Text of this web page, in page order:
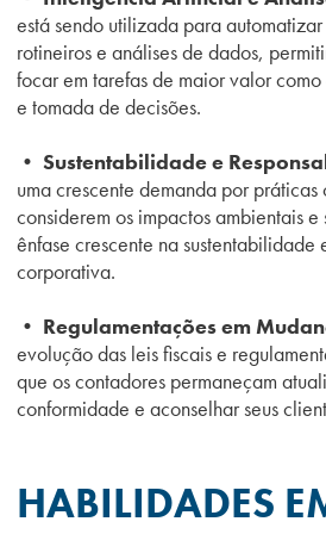
está sendo utilizada para
rotineiros e análises de dados,
focar em tarefas de maior valor
e tomada de decisões.
• Sustentabilidade e
uma crescente demanda por práticas
considerem os impactos ambientais
ênfase crescente na sustentabilidade
corporativa.
• Regulamentações em
evolução das leis fiscais e
que os contadores permaneçam
conformidade e aconselhar seus
HABILIDADES